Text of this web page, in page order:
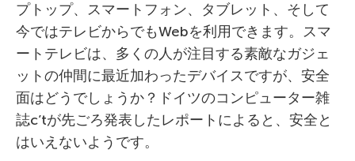
プトップ、スマートフォン、タブレット、そして
今ではテレビからでもWebを利用できます。スマ
ートテレビは、多くの人が注目する素敵なガジェ
ットの仲間に最近加わったデバイスですが、安全
面はどうでしょうか？ドイツのコンピューター雑
誌c’tが先ごろ発表したレポートによると、安全と
はいえないようです。